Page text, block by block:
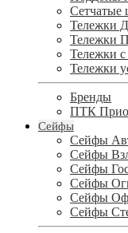
Сетчатые
Тележки
Тележки
Тележки
Тележки
Бренды
ПТК
Сейфы
Сейфы
Сейфы
Сейфы
Сейфы
Сейфы
Сейфы